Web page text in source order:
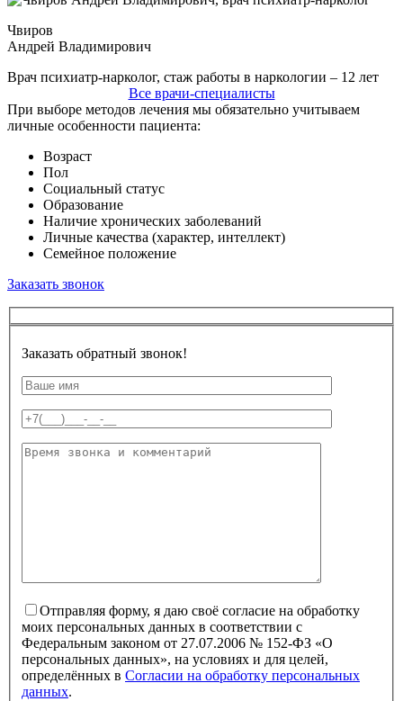
Чвиров
Андрей Владимирович
Врач психиатр-нарколог, стаж работы в наркологии – 12 лет
Все врачи-специалисты
При выборе методов лечения мы обязательно учитываем
личные особенности пациента:
Возраст
Пол
Социальный статус
Образование
Наличие хронических заболеваний
Личные качества (характер, интеллект)
Семейное положение
Заказать звонок
Заказать обратный звонок!
Отправляя форму, я даю своё согласие на обработку
моих персональных данных в соответствии с
Федеральным законом от 27.07.2006 № 152-ФЗ «О
персональных данных», на условиях и для целей,
определённых в Согласии на обработку персональных
данных.